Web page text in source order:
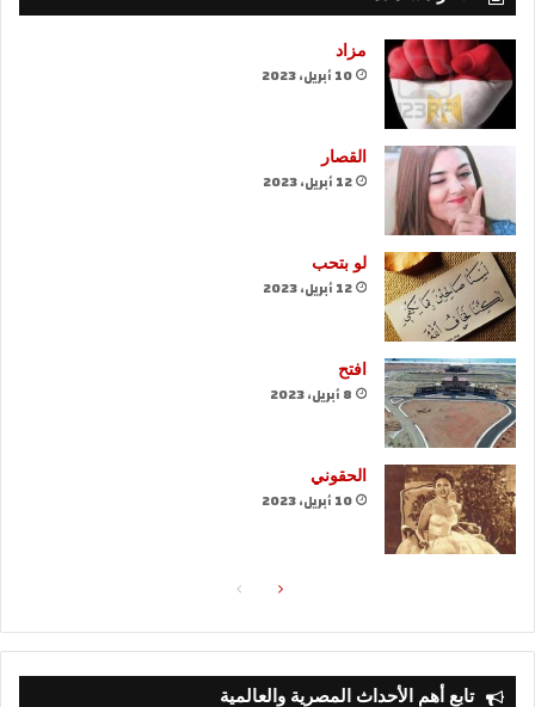
مزاد
10 أبريل، 2023
القصار
12 أبريل، 2023
لو بتحب
12 أبريل، 2023
افتح
8 أبريل، 2023
الحقوني
10 أبريل، 2023
الصفحةالصفحة
تابع أهم الأحداث المصرية والعالمية